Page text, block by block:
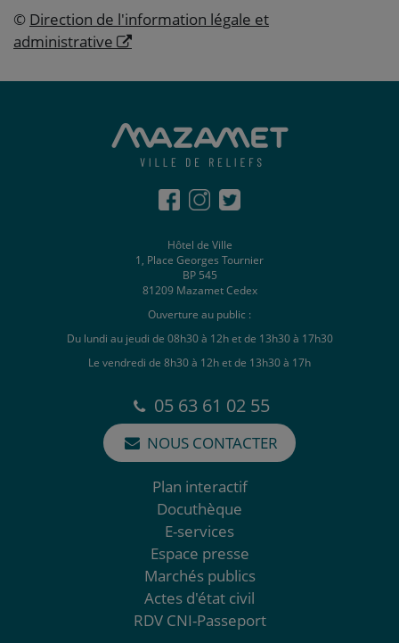
© Direction de l'information légale et
administrative
Hôtel de Ville
1, Place Georges Tournier
BP 545
81209 Mazamet Cedex
Ouverture au public :
Du lundi au jeudi de 08h30 à 12h et de 13h30 à 17h30
Le vendredi de 8h30 à 12h et de 13h30 à 17h
05 63 61 02 55
NOUS CONTACTER
Plan interactif
Docuthèque
E-services
Espace presse
Marchés publics
Actes d'état civil
RDV CNI-Passeport